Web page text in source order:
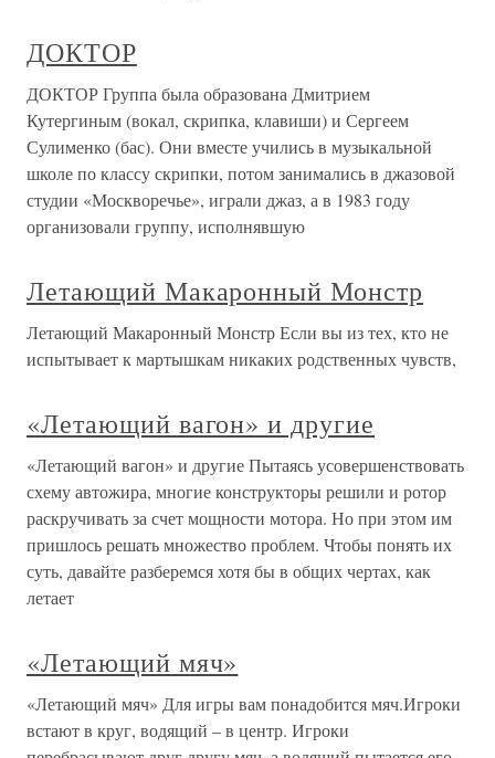
ДОКТОР
ДОКТОР Группа была образована Дмитрием
Кутергиным (вокал, скрипка, клавиши) и Сергеем
Сулименко (бас). Они вместе учились в музыкальной
школе по классу скрипки, потом занимались в джазовой
студии «Москворечье», играли джаз, а в 1983 году
организовали группу, исполнявшую
Летающий Макаронный Монстр
Летающий Макаронный Монстр Если вы из тех, кто не
испытывает к мартышкам никаких родственных чувств,
«Летающий вагон» и другие
«Летающий вагон» и другие Пытаясь усовершенствовать
схему автожира, многие конструкторы решили и ротор
раскручивать за счет мощности мотора. Но при этом им
пришлось решать множество проблем. Чтобы понять их
суть, давайте разберемся хотя бы в общих чертах, как
летает
«Летающий мяч»
«Летающий мяч» Для игры вам понадобится мяч.Игроки
встают в круг, водящий – в центр. Игроки